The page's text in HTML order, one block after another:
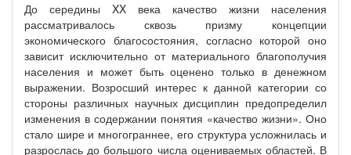
До середины XX века качество жизни населения
рассматривалось сквозь призму концепции
экономического благосостояния, согласно которой оно
зависит исключительно от материального благополучия
населения и может быть оценено только в денежном
выражении. Возросший интерес к данной категории со
стороны различных научных дисциплин предопределил
изменения в содержании понятия «качество жизни». Оно
стало шире и многограннее, его структура усложнилась и
разрослась до большого числа оцениваемых областей. В